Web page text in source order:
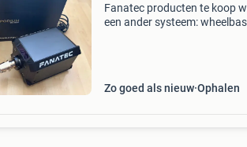
Fanatec producten te koop
een ander systeem:
Zo goed als nieuw Ophalen